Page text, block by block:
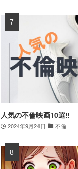
人気の不倫映画10選‼
2024年9月24日 不倫